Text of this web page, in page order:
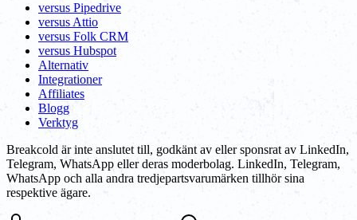
versus Pipedrive
versus Attio
versus Folk CRM
versus Hubspot
Alternativ
Integrationer
Affiliates
Blogg
Verktyg
Breakcold är inte anslutet till, godkänt av eller sponsrat av LinkedIn,
Telegram, WhatsApp eller deras moderbolag. LinkedIn, Telegram,
WhatsApp och alla andra tredjepartsvarumärken tillhör sina
respektive ägare.